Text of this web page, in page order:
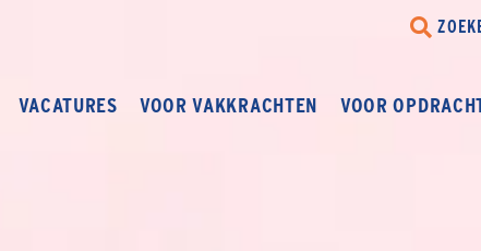
VACATURES VOOR VAKKRACHTEN VOOR